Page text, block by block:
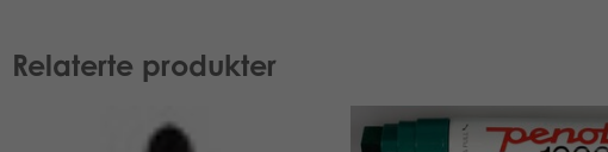
Relaterte produkter